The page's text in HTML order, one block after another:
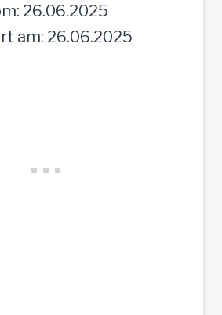
26.06.2025
am: 26.06.2025